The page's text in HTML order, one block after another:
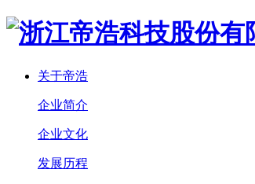
关于帝浩
企业简介
企业文化
发展历程